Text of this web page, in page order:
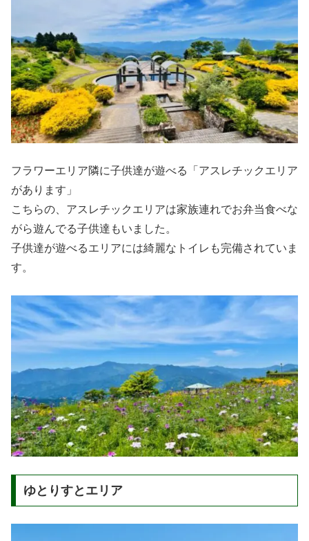
フラワーエリア隣に子供達が遊べる「アスレチックエリア
があります」
こちらの、アスレチックエリアは家族連れでお弁当食べな
がら遊んでる子供達もいました。
子供達が遊べるエリアには綺麗なトイレも完備されていま
す。
ゆとりすとエリア